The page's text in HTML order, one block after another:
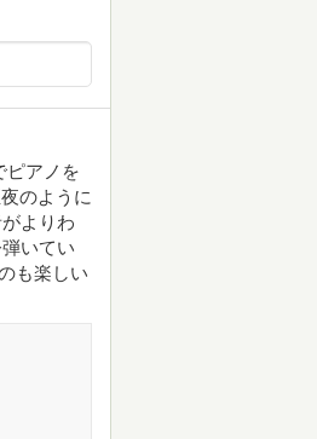
ピアノを
のように
よりわ
いてい
も楽しい